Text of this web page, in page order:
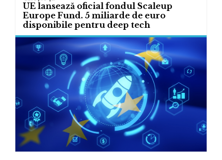
UE lansează oficial fondul Scaleup
Europe Fund. 5 miliarde de euro
disponibile pentru deep tech